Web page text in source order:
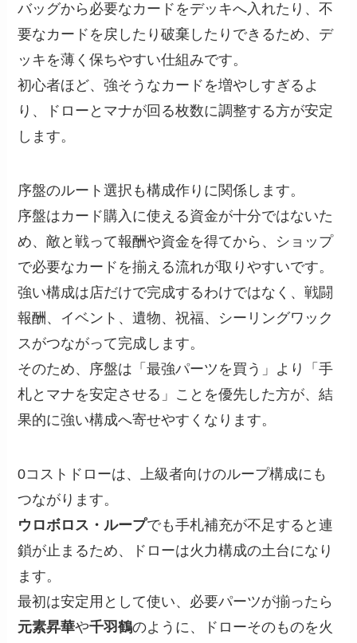
バッグから必要なカードをデッキへ入れたり、不
要なカードを戻したり破棄したりできるため、デ
ッキを薄く保ちやすい仕組みです。
初心者ほど、強そうなカードを増やしすぎるよ
り、ドローとマナが回る枚数に調整する方が安定
します。
序盤のルート選択も構成作りに関係します。
序盤はカード購入に使える資金が十分ではないた
め、敵と戦って報酬や資金を得てから、ショップ
で必要なカードを揃える流れが取りやすいです。
強い構成は店だけで完成するわけではなく、戦闘
報酬、イベント、遺物、祝福、シーリングワック
スがつながって完成します。
そのため、序盤は「最強パーツを買う」より「手
札とマナを安定させる」ことを優先した方が、結
果的に強い構成へ寄せやすくなります。
0コストドローは、上級者向けのループ構成にも
つながります。
ウロボロス・ループでも手札補充が不足すると連
鎖が止まるため、ドローは火力構成の土台になり
ます。
最初は安定用として使い、必要パーツが揃ったら
元素昇華や千羽鶴のように、ドローそのものを火